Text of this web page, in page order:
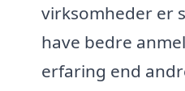
virksomheder er
have bedre
erfaring end